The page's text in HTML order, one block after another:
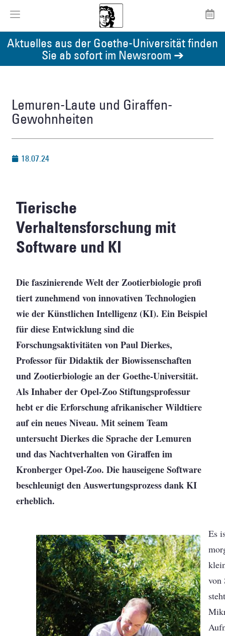
Aktuelles aus der Goethe-Universität finden
Sie ab sofort im Newsroom ➔
Lemuren-Laute und Giraffen-
Gewohnheiten
18.07.24
Tierische
Verhaltensforschung mit
Software und KI
Die faszinierende Welt der Zootierbiologie profi
tiert zunehmend von innovativen Technologien
wie der Künstlichen Intelligenz (KI). Ein Beispiel
für diese Entwicklung sind die
Forschungsaktivitäten von Paul Dierkes,
Professor für Didaktik der Biowissenschaften
und Zootierbiologie an der Goethe-Universität.
Als Inhaber der Opel-Zoo Stiftungsprofessur
hebt er die Erforschung afrikanischer Wildtiere
auf ein neues Niveau. Mit seinem Team
untersucht Dierkes die Sprache der Lemuren
und das Nachtverhalten von Giraffen im
Kronberger Opel-Zoo. Die hauseigene Software
beschleunigt den Auswertungsprozess dank KI
erheblich.
Es
von